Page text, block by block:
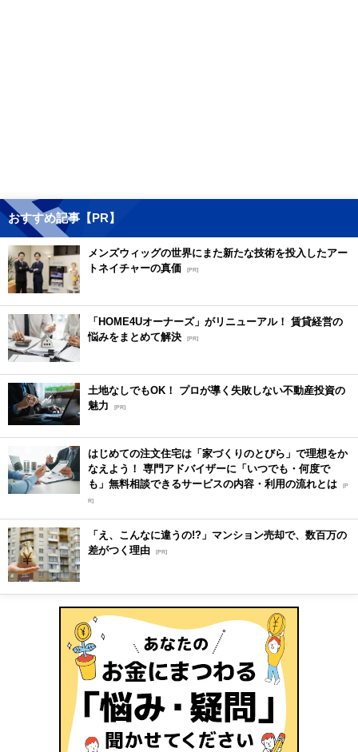
おすすめ記事【PR】
メンズウィッグの世界にまた新たな技術を投入したアー
トネイチャーの真価
[PR]
「HOME4Uオーナーズ」がリニューアル！ 賃貸経営の
悩みをまとめて解決 [PR]
土地なしでもOK！ プロが導く失敗しない不動産投資の
魅力
[PR]
はじめての注文住宅は「家づくりのとびら」で理想をか
なえよう！ 専門アドバイザーに「いつでも・何度で
も」無料相談できるサービスの内容・利用の流れとは [P
R]
「え、こんなに違うの!?」マンション売却で、数百万の
差がつく理由 [PR]